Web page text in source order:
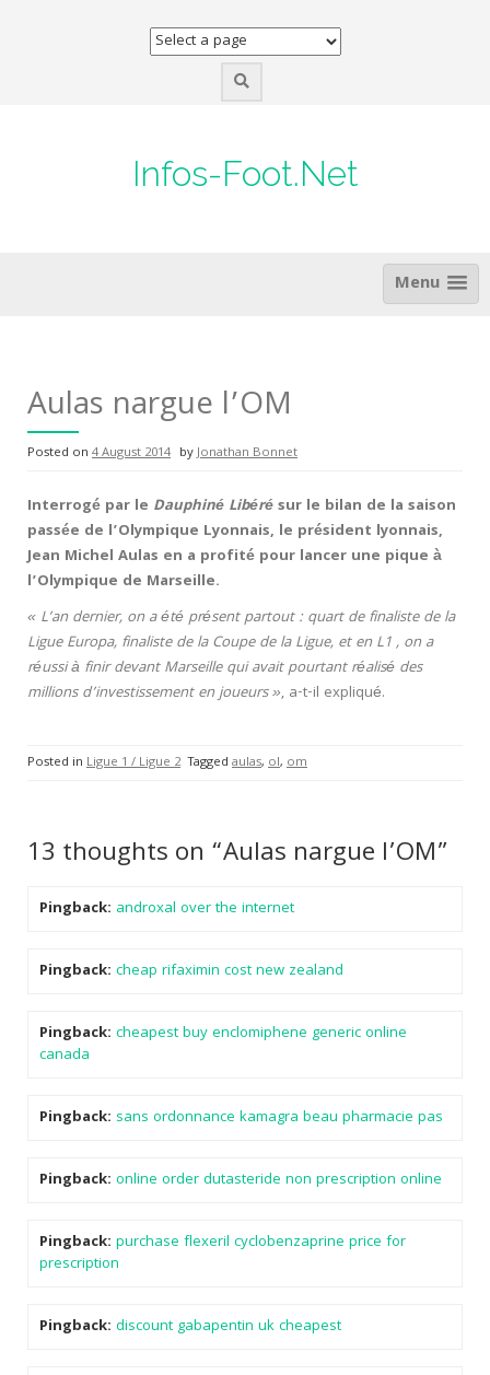
Infos-Foot.Net
Menu
Aulas nargue l’OM
Posted on 4 August 2014 byJonathan Bonnet
Interrogé par le Dauphiné Libérésur le bilan de la saison
passée de l’Olympique Lyonnais, le président lyonnais,
Jean Michel Aulas en a profité pour lancer une pique à
l’Olympique de Marseille.
« L’an dernier, on a été présent partout : quart de finaliste de la
Ligue Europa, finaliste de la Coupe de la Ligue, et en L1 , on a
réussi à finir devant Marseille qui avait pourtant réalisé des
millions d’investissement en joueurs », a-t-il expliqué.
Posted in Ligue 1 / Ligue 2 Tagged aulas, ol, om
13 thoughts on “Aulas nargue l’OM”
Pingback: androxal over the internet
Pingback: cheap rifaximin cost new zealand
Pingback: cheapest buy enclomiphene generic online
canada
Pingback: sans ordonnance kamagra beau pharmacie pas
Pingback: online order dutasteride non prescription online
Pingback: purchase flexeril cyclobenzaprine price for
prescription
Pingback: discount gabapentin uk cheapest